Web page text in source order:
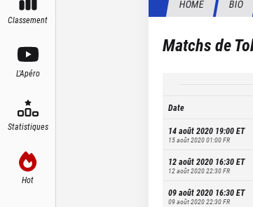
Classement
L'Apéro
Statistiques
Hot
HOME BIO
Matchs de
Date
14 août 2020 19:00ET
15 août 2020 01:00FR
12 août 2020 16:30ET
12 août 2020 22:30FR
09 août 2020 16:30ET
09 août 2020 22:30FR